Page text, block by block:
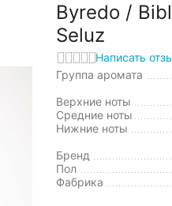
Byredo /
Seluz
Написать
Группа аромата
Верхние ноты
Средние ноты
Нижние ноты
Бренд
Пол
Фабрика